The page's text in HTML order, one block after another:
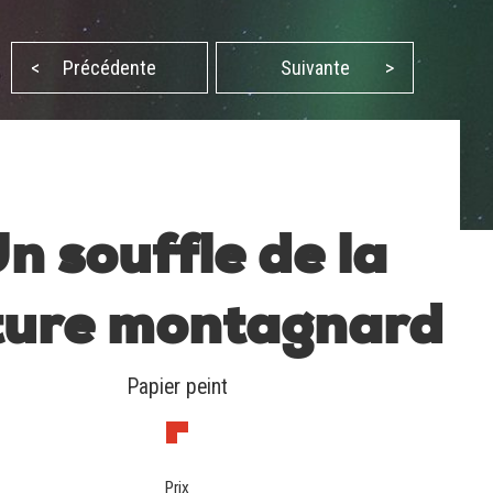
< Précédente Suivante >
souffle de la
montagnard
Papier peint
Prix